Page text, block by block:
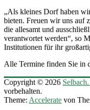
„Als kleines Dorf haben
bieten. Freuen wir uns auf
die allesamt und
verantwortet werden“, so
Institutionen für ihr
Alle Termine finden Sie in
Copyright © 2026
vorbehalten.
Theme: Accelerate von